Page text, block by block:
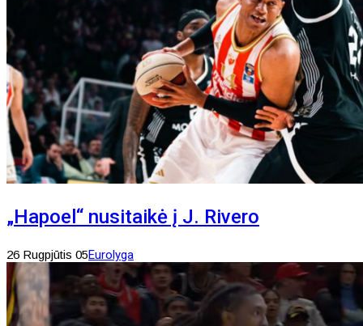
„Hapoel“ nusitaikė į J. Rivero
26 Rugpjūtis 05Eurolyga